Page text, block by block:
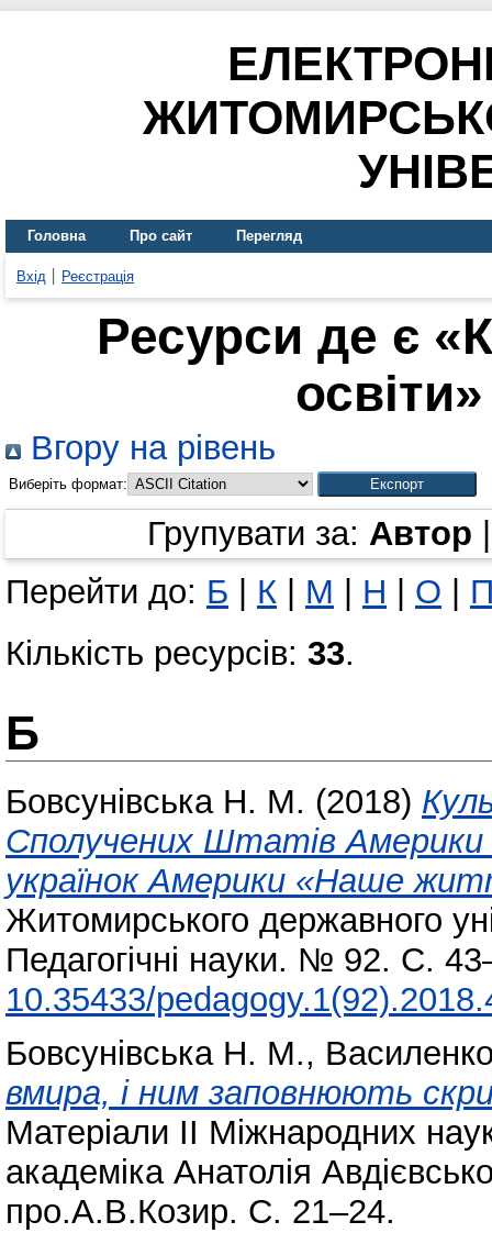
Головна Про сайт Перегляд
Вхід Реєстрація
Ресурси де є
Вгору на рівень
Виберіть формат:
Групувати за: Автор
Перейти до: Б К М Н О
Кількість ресурсів: 33.
Б
Бовсунівська Н. М. (2018)
Сполучених Штатів Америки
українок Америки «Наше
Житомирського державного
Педагогічні науки. № 92. С.
10.35433/
Бовсунівська Н. М.,
вмира, і ним заповнюють
Матеріали ІІ Міжнародних
академіка Анатолія
про.А.В.Козир. С. 21–24.